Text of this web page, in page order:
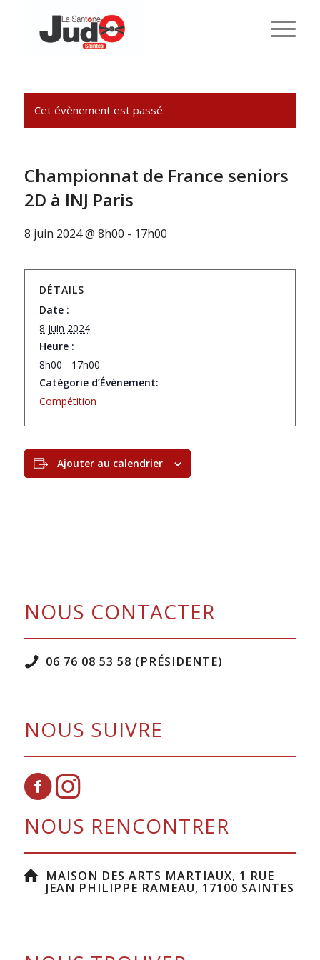
Cet évènement est passé.
Championnat de France seniors
2D à INJ Paris
8 juin 2024 @ 8h00 - 17h00
DÉTAILS
Date :
8 juin 2024
Heure :
8h00 - 17h00
Catégorie d’Évènement:
Compétition
Ajouter au calendrier
NOUS CONTACTER
06 76 08 53 58 (PRÉSIDENTE)
NOUS SUIVRE
NOUS RENCONTRER
MAISON DES ARTS MARTIAUX, 1 RUE
JEAN PHILIPPE RAMEAU, 17100 SAINTES